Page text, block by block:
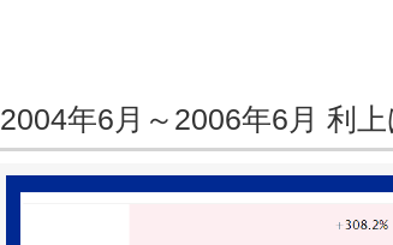
2004年6月～2006年6月 利